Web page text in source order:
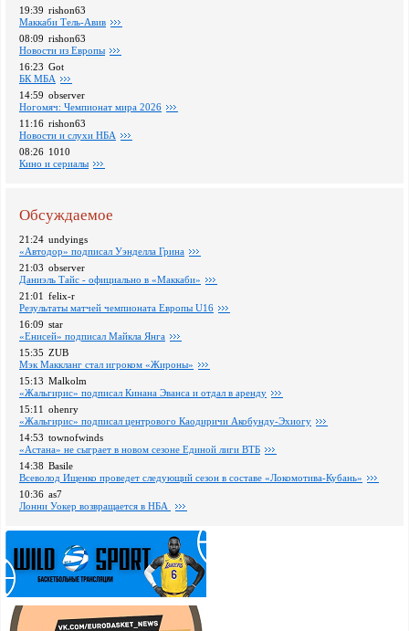
19:39 rishon63
Маккаби Тель-Авив
08:09 rishon63
Новости из Европы
16:23 Got
БК МБА
14:59 observer
Ногомяч: Чемпионат мира 2026
11:16 rishon63
Новости и слухи НБА
08:26 1010
Кино и сериалы
Обсуждаемое
21:24 undyings
«Автодор» подписал Уэнделла Грина
21:03 observer
Даниэль Тайс - официально в «Маккаби»
21:01 felix-r
Pезультаты матчей чемпионата Европы U16
16:09 star
«Енисей» подписал Майкла Янга
15:35 ZUB
Мэк Маккланг стал игроком «Жироны»
15:13 Malkolm
«Жальгирис» подписал Кинана Эванса и отдал в аренду
15:11 ohenry
«Жальгирис» подписал центрового Каодиричи Акобунду-Эхиогу
14:53 townofwinds
«Астана» не сыграет в новом сезоне Единой лиги ВТБ
14:38 Basile
Всеволод Ищенко проведет следующий сезон в составе «Локомотива-Кубань»
10:36 as7
Лонни Уокер возвращается в НБА